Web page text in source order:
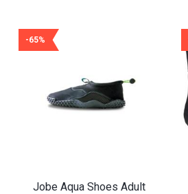
-65%
Jobe Aqua Shoes Adult